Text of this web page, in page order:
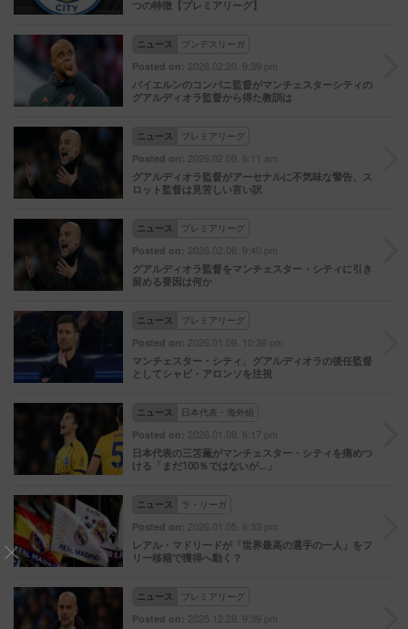
つの特徴【プレミアリーグ】
ニュース ブンデスリーガ
Posted on: 2026.02.20. 9:39 pm
バイエルンのコンパニ監督がマンチェスターシティの
グアルディオラ監督から得た教訓は
ニュース プレミアリーグ
Posted on: 2026.02.09. 6:11 am
グアルディオラ監督がアーセナルに不気味な警告、ス
ロット監督は見苦しい言い訳
ニュース プレミアリーグ
Posted on: 2026.02.06. 9:40 pm
グアルディオラ監督をマンチェスター・シティに引き
留める要因は何か
ニュース プレミアリーグ
Posted on: 2026.01.09. 10:36 pm
マンチェスター・シティ、グアルディオラの後任監督
としてシャビ・アロンソを注視
ニュース 日本代表・海外組
Posted on: 2026.01.08. 6:17 pm
日本代表の三笘薫がマンチェスター・シティを痛めつ
ける「まだ100％ではないが…」
ニュース ラ・リーガ
Posted on: 2026.01.05. 6:33 pm
レアル・マドリードが「世界最高の選手の一人」をフ
リー移籍で獲得へ動く？
ニュース プレミアリーグ
Posted on: 2025.12.28. 9:39 pm